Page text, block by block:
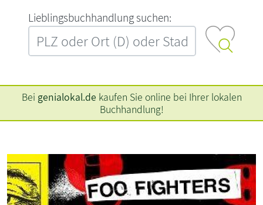
L‍i‍e‍b‍l‍i‍n‍g‍s‍b‍u‍c‍h‍h‍a‍n‍d‍l‍u‍n‍g‍ ‍s‍u‍c‍h‍e‍n‍:‍
Bei genialokal.de kaufen Sie online bei Ihrer lokalen
Buchhandlung!